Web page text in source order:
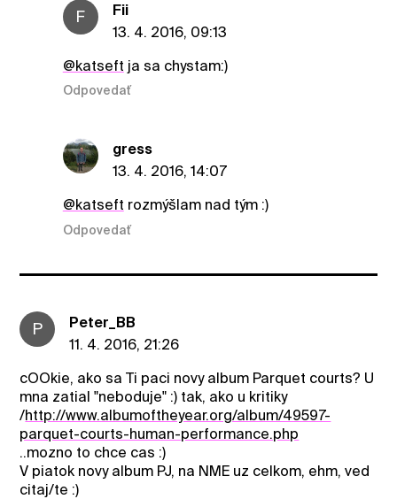
F
Fii
13. 4. 2016, 09:13
@katseft ja sa chystam:)
Odpovedať
gress
13. 4. 2016, 14:07
@katseft rozmýšlam nad tým :)
Odpovedať
P
Peter_BB
11. 4. 2016, 21:26
cOOkie, ako sa Ti paci novy album Parquet courts? U
mna zatial "neboduje" :) tak, ako u kritiky
/http://www.albumoftheyear.org/album/49597-
parquet-courts-human-performance.php
..mozno to chce cas :)
V piatok novy album PJ, na NME uz celkom, ehm, ved
citaj/te :)